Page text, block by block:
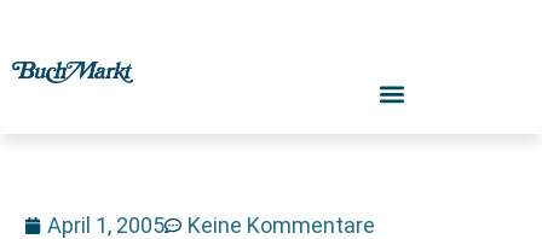
April 1, 2005 Keine Kommentare